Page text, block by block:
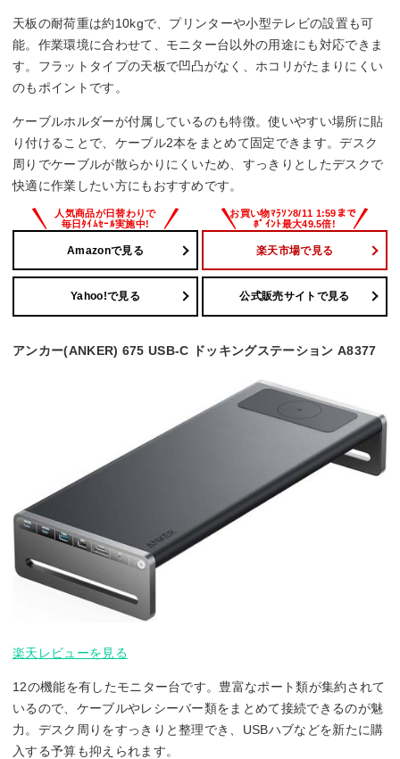
天板の耐荷重は約10kgで、プリンターや小型テレビの設置も可
能。作業環境に合わせて、モニター台以外の用途にも対応できま
す。フラットタイプの天板で凹凸がなく、ホコリがたまりにくい
のもポイントです。
ケーブルホルダーが付属しているのも特徴。使いやすい場所に貼
り付けることで、ケーブル2本をまとめて固定できます。デスク
周りでケーブルが散らかりにくいため、すっきりとしたデスクで
快適に作業したい方にもおすすめです。
Amazonで見る 楽天市場で見る
Yahoo!で見る 公式販売サイトで見る
アンカー(ANKER) 675 USB-C ドッキングステーション A8377
楽天レビューを見る
12の機能を有したモニター台です。豊富なポート類が集約されて
いるので、ケーブルやレシーバー類をまとめて接続できるのが魅
力。デスク周りをすっきりと整理でき、USBハブなどを新たに購
入する予算も抑えられます。